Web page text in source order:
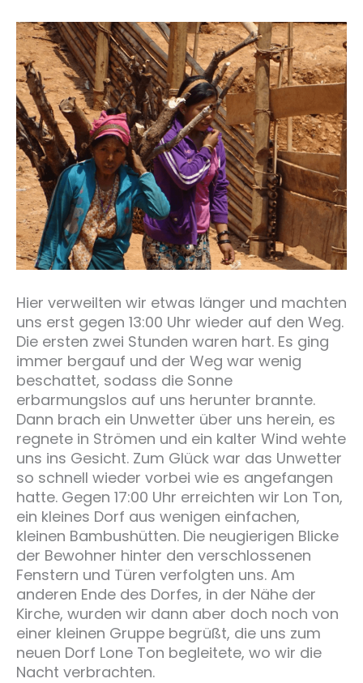
Hier verweilten wir etwas länger und machten
uns erst gegen 13:00 Uhr wieder auf den Weg.
Die ersten zwei Stunden waren hart. Es ging
immer bergauf und der Weg war wenig
beschattet, sodass die Sonne
erbarmungslos auf uns herunter brannte.
Dann brach ein Unwetter über uns herein, es
regnete in Strömen und ein kalter Wind wehte
uns ins Gesicht. Zum Glück war das Unwetter
so schnell wieder vorbei wie es angefangen
hatte. Gegen 17:00 Uhr erreichten wir Lon Ton,
ein kleines Dorf aus wenigen einfachen,
kleinen Bambushütten. Die neugierigen Blicke
der Bewohner hinter den verschlossenen
Fenstern und Türen verfolgten uns. Am
anderen Ende des Dorfes, in der Nähe der
Kirche, wurden wir dann aber doch noch von
einer kleinen Gruppe begrüßt, die uns zum
neuen Dorf Lone Ton begleitete, wo wir die
Nacht verbrachten.